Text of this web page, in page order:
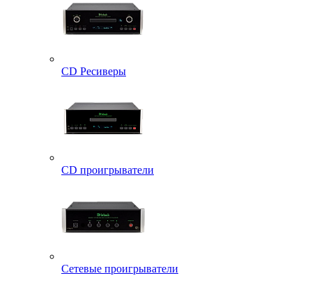
CD Ресиверы
CD проигрыватели
Сетевые проигрыватели